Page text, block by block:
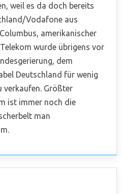
weil es da doch bereits
Vodafone aus
amerikanischer
wurde übrigens vor
dem
Deutschland für wenig
verkaufen. Größter
ist immer noch die
man